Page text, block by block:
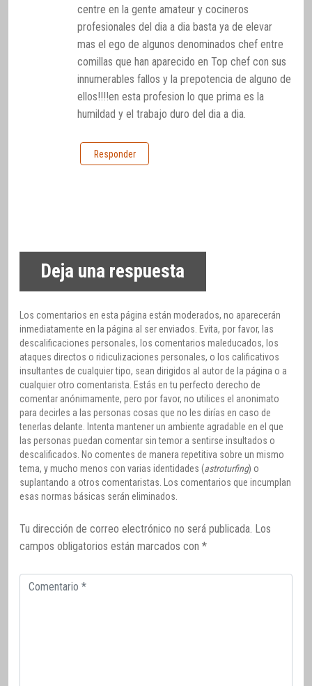
centre en la gente amateur y cocineros
profesionales del dia a dia basta ya de elevar
mas el ego de algunos denominados chef entre
comillas que han aparecido en Top chef con sus
innumerables fallos y la prepotencia de alguno de
ellos!!!!en esta profesion lo que prima es la
humildad y el trabajo duro del dia a dia.
Responder
Deja una respuesta
Los comentarios en esta página están moderados, no aparecerán
inmediatamente en la página al ser enviados. Evita, por favor, las
descalificaciones personales, los comentarios maleducados, los
ataques directos o ridiculizaciones personales, o los calificativos
insultantes de cualquier tipo, sean dirigidos al autor de la página o a
cualquier otro comentarista. Estás en tu perfecto derecho de
comentar anónimamente, pero por favor, no utilices el anonimato
para decirles a las personas cosas que no les dirías en caso de
tenerlas delante. Intenta mantener un ambiente agradable en el que
las personas puedan comentar sin temor a sentirse insultados o
descalificados. No comentes de manera repetitiva sobre un mismo
tema, y mucho menos con varias identidades (astroturfing) o
suplantando a otros comentaristas. Los comentarios que incumplan
esas normas básicas serán eliminados.
Tu dirección de correo electrónico no será publicada. Los
campos obligatorios están marcados con *
Comentario